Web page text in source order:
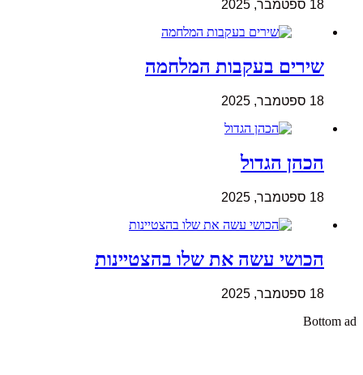
18 ספטמבר, 2025
שירים בעקבות המלחמה
18 ספטמבר, 2025
הכהן הגדול
18 ספטמבר, 2025
הכושי עשה את שלו בהצטיינות
18 ספטמבר, 2025
Bottom ad